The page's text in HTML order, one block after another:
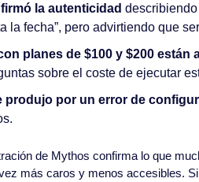
la autenticidad
la fecha”, pero advirtiendo que
planes de $100 y $200 están
sobre el coste de ejecutar
produjo por un error de
de Mythos confirma lo que
más caros y menos accesibles.